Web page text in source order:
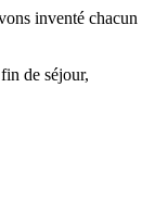
inventé chacun
de séjour,